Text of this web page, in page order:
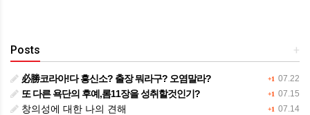
+
Posts
+1 07.22
必勝코라아!다 흥신소? 출장 뭐라구? 오염말라?
+1 07.15
또 다른 욕단의 후예,롬11장을 성취할것인기?
+1 07.14
창의성에 대한 나의 견해